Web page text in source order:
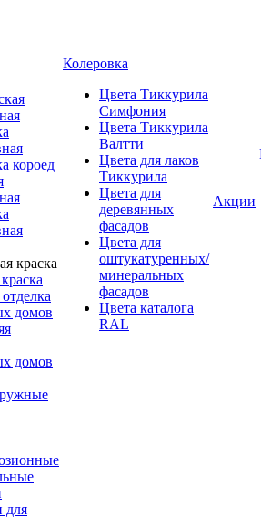
короед
домов
домов
для
Колеровка
Цвета Тиккурила
Симфония
Цвета Тиккурила
Валтти
Цвета для лаков
Тиккурила
Цвета для
деревянных
фасадов
Цвета для
оштукатуренных/
минеральных
фасадов
Цвета каталога
RAL
Акции